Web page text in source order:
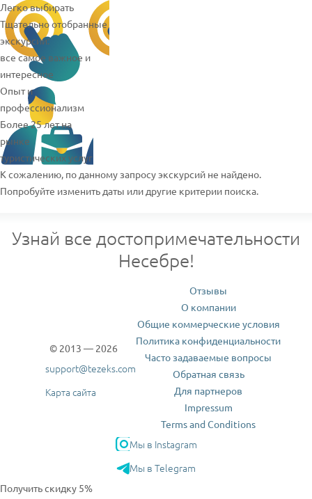
Легко выбирать
Тщательно отобранные
экскурсии:
все самое важное и
интересное
Опыт и
профессионализм
Более 25 лет на
рынке
туристических услуг
К сожалению, по данному запросу экскурсий не найдено.
Попробуйте изменить даты или другие критерии поиска.
Узнай все достопримечательности
Несебре!
© 2013 — 2026
support@tezeks.com
Карта сайта
Отзывы
О компании
Общие коммерческие условия
Политика конфиденциальности
Часто задаваемые вопросы
Обратная связь
Для партнеров
Impressum
Terms and Conditions
Мы в Instagram
Мы в Telegram
Получить скидку 5%